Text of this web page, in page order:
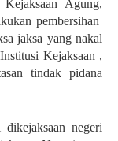
Agung,
pembersihan
jaksa yang nakal
Kejaksaan ,
tindak pidana
negeri